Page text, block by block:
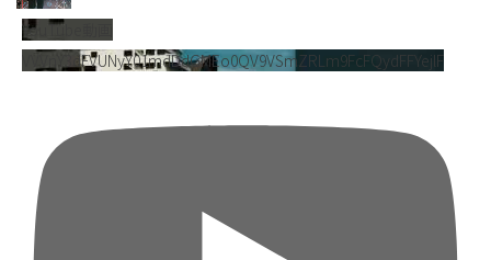
YouTube動画
VVVnY3dFVUNyY01mdDdGMEo0QV9VSmZRLm9FcFQydFFYejlF